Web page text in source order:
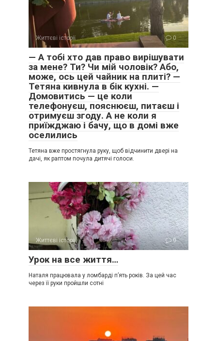
Життєві історії 0
— А тобі хто дав право вирішувати
за мене? Ти? Чи мій чоловік? Або,
може, ось цей чайник на плиті? —
Тетяна кивнула в бік кухні. —
Домовитись — це коли
телефонуєш, пояснюєш, питаєш і
отримуєш згоду. А не коли я
приїжджаю і бачу, що в домі вже
оселились
Тетяна вже простягнула руку, щоб відчинити двері на
дачі, як раптом почула дитячі голоси.
Життєві історії 0
Урок на все життя…
Наталя працювала у ломбарді п’ять років. За цей час
через її руки пройшли сотні